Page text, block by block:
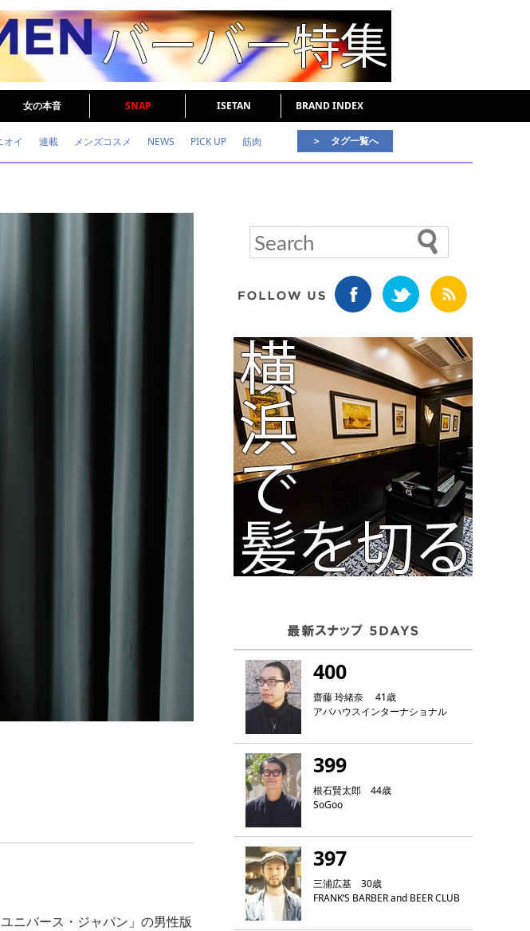
女の本音 SNAP ISETAN BRAND INDEX
オイ 連載 メンズコスメ NEWS PICK UP 筋肉 ＞ タグ一覧へ
ニバース・ジャパン」の男性版
400
齋藤 玲緒奈 41歳
アバハウスインターナショナル
399
根石賢太郎 44歳
SoGoo
397
三浦広基 30歳
FRANK‘S BARBER and BEER CLUB